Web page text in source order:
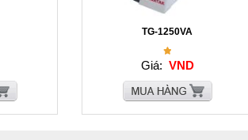
TG-1250VA
Giá: VND